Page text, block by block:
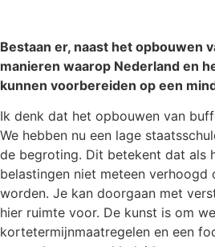
Bestaan er, naast het opbouwen
manieren waarop Nederland en
kunnen voorbereiden op een
Ik denk dat het opbouwen van
We hebben nu een lage
de begroting. Dit betekent dat als
belastingen niet meteen verhoogd
worden. Je kan doorgaan met
hier ruimte voor. De kunst is om
kortetermijnmaatregelen en een